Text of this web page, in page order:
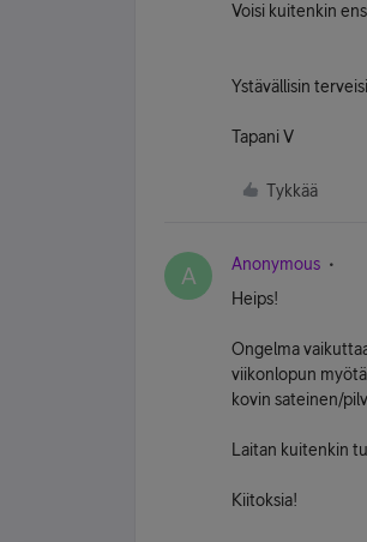
Voisi kuitenkin
Ystävällisin
Tapani V
Tykkää
A Anonymous
Heips!
Ongelma
viikonlopun
kovin sateinen/
Laitan kuitenkin
Kiitoksia!